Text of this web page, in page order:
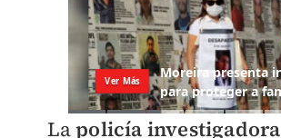
Lapolicía investigadora